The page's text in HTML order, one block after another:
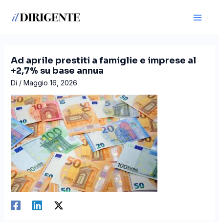
Ad aprile prestiti a famiglie e imprese al
+2,7% su base annua
Di / Maggio 16, 2026
articoli